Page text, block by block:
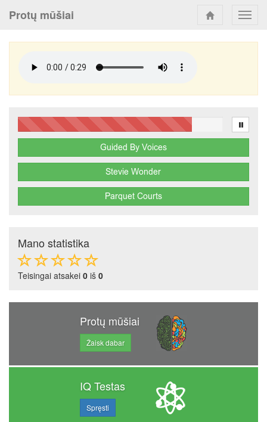
Protų mūšiai
Mano statistika
Teisingai atsakei 0 iš 0
Protų mūšiai
Žaisk dabar
IQ Testas
Spręsti